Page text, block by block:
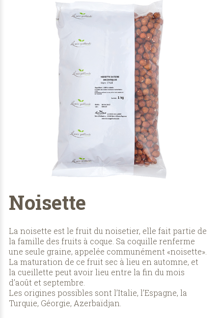
Noisette
La noisette est le fruit du noisetier, elle fait partie de
la famille des fruits à coque. Sa coquille renferme
une seule graine, appelée communément «noisette».
La maturation de ce fruit sec à lieu en automne, et
la cueillette peut avoir lieu entre la fin du mois
d’août et septembre.
Les origines possibles sont l’Italie, l’Espagne, la
Turquie, Géorgie, Azerbaïdjan.